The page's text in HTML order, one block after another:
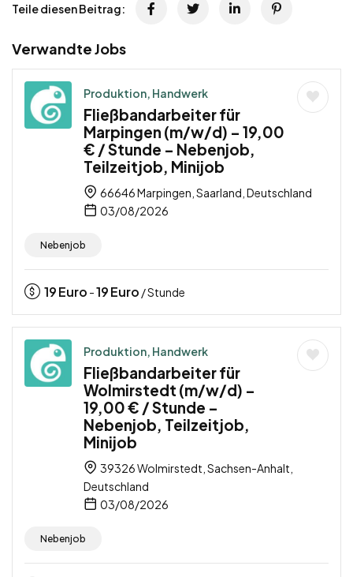
Teile diesen Beitrag:
Verwandte Jobs
Produktion, Handwerk
Fließbandarbeiter für
Marpingen (m/w/d) – 19,00
€ / Stunde – Nebenjob,
Teilzeitjob, Minijob
66646 Marpingen, Saarland, Deutschland
03/08/2026
Nebenjob
19Euro -19Euro / Stunde
Produktion, Handwerk
Fließbandarbeiter für
Wolmirstedt (m/w/d) –
19,00 € / Stunde –
Nebenjob, Teilzeitjob,
Minijob
39326 Wolmirstedt, Sachsen-Anhalt,
Deutschland
03/08/2026
Nebenjob